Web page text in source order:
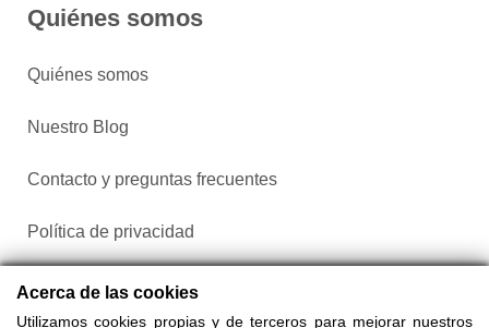
Quiénes somos
Quiénes somos
Nuestro Blog
Contacto y preguntas frecuentes
Política de privacidad
Configurar cookies
Acerca de las cookies
Utilizamos cookies propias y de terceros para mejorar nuestros